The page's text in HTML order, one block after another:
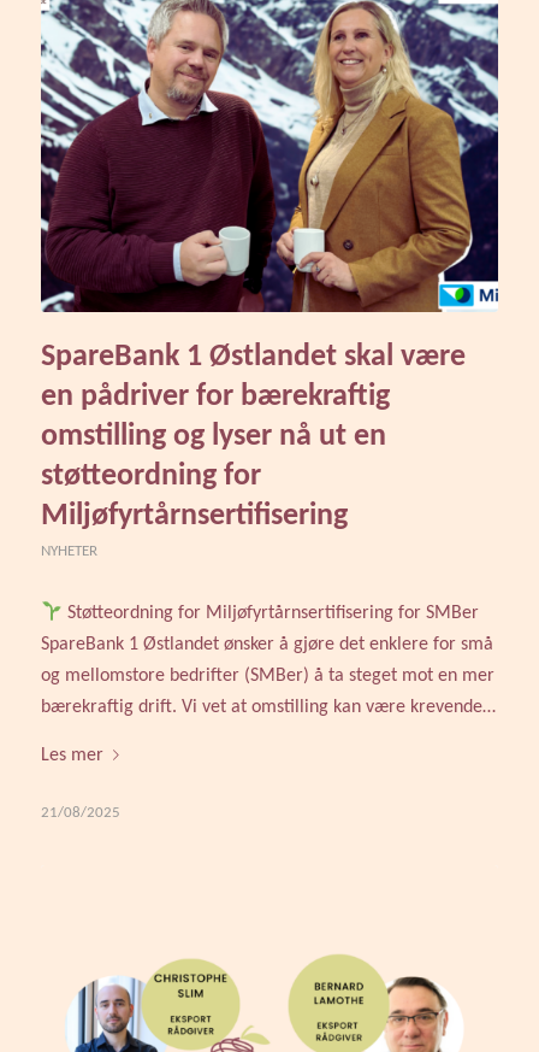
SpareBank 1 Østlandet skal være
en pådriver for bærekraftig
omstilling og lyser nå ut en
støtteordning for
Miljøfyrtårnsertifisering
NYHETER
Støtteordning for Miljøfyrtårnsertifisering for SMBer
SpareBank 1 Østlandet ønsker å gjøre det enklere for små
og mellomstore bedrifter (SMBer) å ta steget mot en mer
bærekraftig drift. Vi vet at omstilling kan være krevende…
Les mer
21/08/2025